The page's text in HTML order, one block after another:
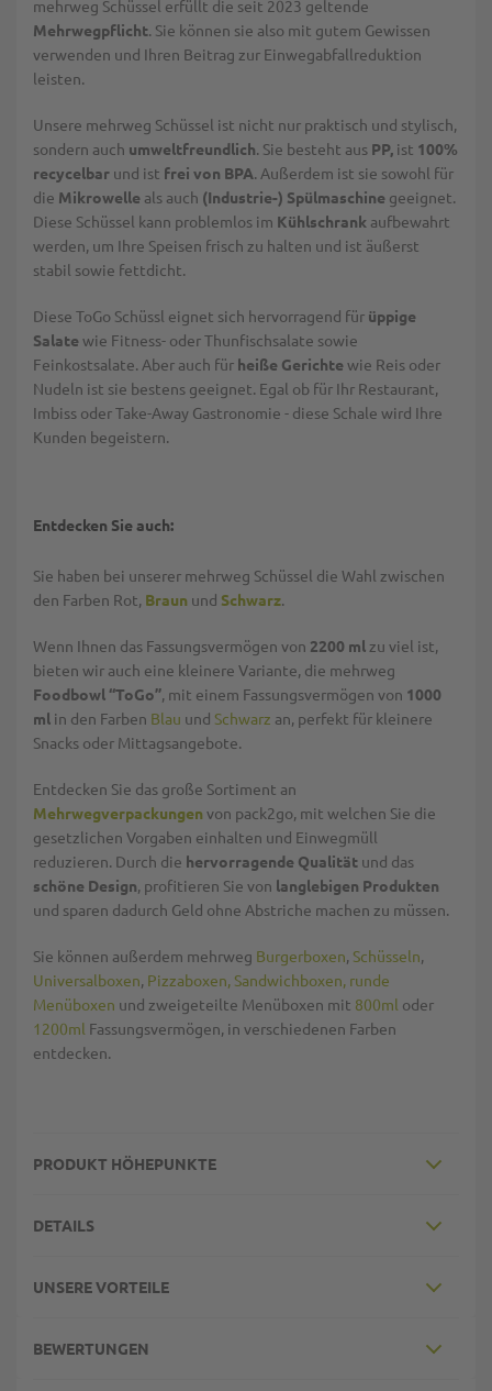
mehrweg Schüssel erfüllt die seit 2023 geltende
Mehrwegpflicht. Sie können sie also mit gutem Gewissen
verwenden und Ihren Beitrag zur Einwegabfallreduktion
leisten.
Unsere mehrweg Schüssel ist nicht nur praktisch und stylisch,
sondern auch umweltfreundlich. Sie besteht aus PP, ist 100%
recycelbar und ist frei von BPA. Außerdem ist sie sowohl für
die Mikrowelle als auch (Industrie-) Spülmaschine geeignet.
Diese Schüssel kann problemlos im Kühlschrank aufbewahrt
werden, um Ihre Speisen frisch zu halten und ist äußerst
stabil sowie fettdicht.
Diese ToGo Schüssl eignet sich hervorragend für üppige
Salatewie Fitness- oder Thunfischsalate sowie
Feinkostsalate. Aber auch für heiße Gerichtewie Reis oder
Nudeln ist sie bestens geeignet. Egal ob für Ihr Restaurant,
Imbiss oder Take-Away Gastronomie - diese Schale wird Ihre
Kunden begeistern.
Entdecken Sie auch:
Sie haben bei unserer mehrweg Schüssel die Wahl zwischen
den Farben Rot, Braun und Schwarz.
Wenn Ihnen das Fassungsvermögen von 2200 ml zu viel ist,
bieten wir auch eine kleinere Variante, die mehrweg
Foodbowl “ToGo”, mit einem Fassungsvermögen von 1000
ml in den Farben Blau und Schwarz an, perfekt für kleinere
Snacks oder Mittagsangebote.
Entdecken Sie das große Sortiment an
Mehrwegverpackungenvon pack2go, mit welchen Sie die
gesetzlichen Vorgaben einhalten und Einwegmüll
reduzieren. Durch die hervorragende Qualität und das
schöne Design, profitieren Sie von langlebigen Produkten
und sparen dadurch Geld ohne Abstriche machen zu müssen.
Sie können außerdem mehrweg Burgerboxen, Schüsseln,
Universalboxen, Pizzaboxen, Sandwichboxen, runde
Menüboxen und zweigeteilte Menüboxen mit 800ml oder
1200ml Fassungsvermögen, in verschiedenen Farben
entdecken.
PRODUKT HÖHEPUNKTE
DETAILS
UNSERE VORTEILE
BEWERTUNGEN